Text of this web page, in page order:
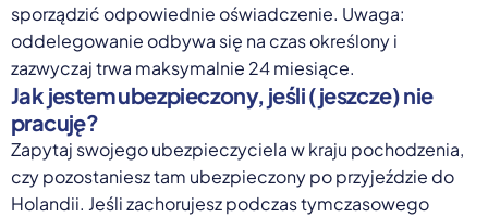
sporządzić odpowiednie oświadczenie. Uwaga:
oddelegowanie odbywa się na czas określony i
zazwyczaj trwa maksymalnie 24 miesiące.
Jak jestem ubezpieczony, jeśli (jeszcze) nie
pracuję?
Zapytaj swojego ubezpieczyciela w kraju pochodzenia,
czy pozostaniesz tam ubezpieczony po przyjeździe do
Holandii. Jeśli zachorujesz podczas tymczasowego